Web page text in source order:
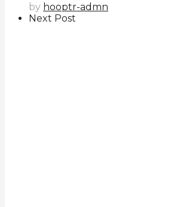
by hooptr-admn
Next Post